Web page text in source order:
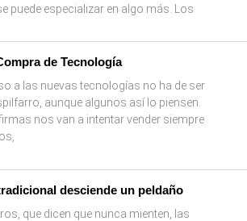
puede especializar en algo más. Los
de Tecnología
a las nuevas tecnologías no ha de ser
aunque algunos así lo piensen.
nos van a intentar vender siempre
desciende un peldaño
que dicen que nunca mienten, las